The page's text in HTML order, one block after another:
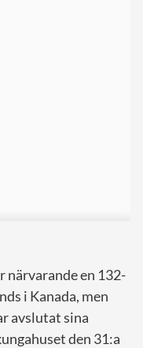
närvarande en 132-
i Kanada, men
avslutat sina
den 31:a